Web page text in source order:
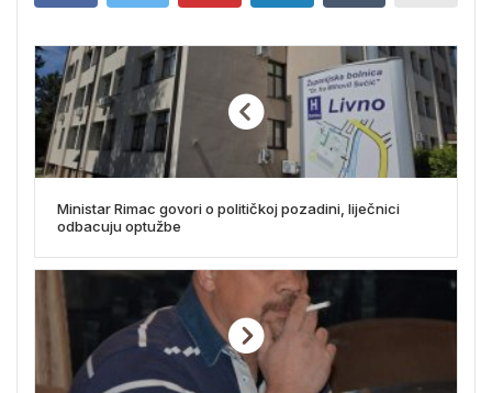
Ministar Rimac govori o političkoj pozadini, liječnici
odbacuju optužbe